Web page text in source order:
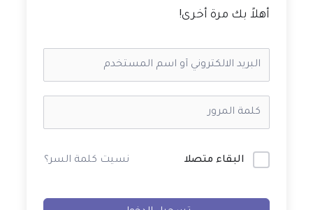
أهلاً بك مرة أخرى!
البقاء متصلا نسيت كلمة السر؟